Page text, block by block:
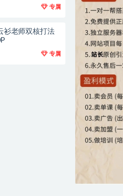
专属
衫老师双核打法
专属